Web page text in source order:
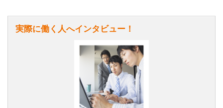
実際に働く人へインタビュー！